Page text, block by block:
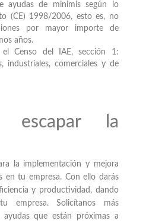
ayudas de minimis según lo
(CE) 1998/2006, esto es, no
por mayor importe de
años.
Censo del IAE, sección 1:
industriales, comerciales y de
escapar la
la implementación y mejora
en tu empresa. Con ello darás
y productividad, dando
empresa. Solicítanos más
ayudas que están próximas a